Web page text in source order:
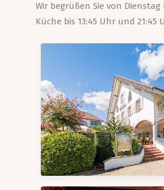
Wir begrüßen Sie von Dienstag
Küche bis 13:45 Uhr und 21:45